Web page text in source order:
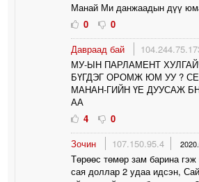
Манай Ми данжаадын дүү
0
0
Давраад бай
МУ-ЫН ПАРЛАМЕНТ
БҮГДЭГ ОРОМЖ ЮМ УУ ?
МАНАН-ГИЙН ҮЕ ДУУСАЖ
АА
4
0
Зочин
107.150.95.4
Төрөөс төмөр зам барина
сая доллар 2 удаа идсэн,